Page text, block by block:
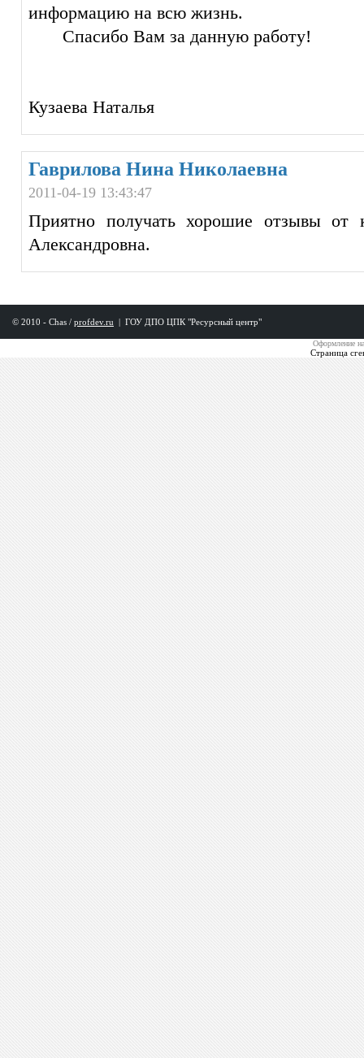
информацию на всю жизнь.
Спасибо Вам за данную работу!
Кузаева Наталья
Гаврилова Нина Николаевна
2011-04-19 13:43:47
Приятно получать хорошие отзывы от
Александровна.
© 2010 - Chas / profdev.ru | ГОУ ДПО ЦПК "Ресурсный центр"
Оформление
Страница